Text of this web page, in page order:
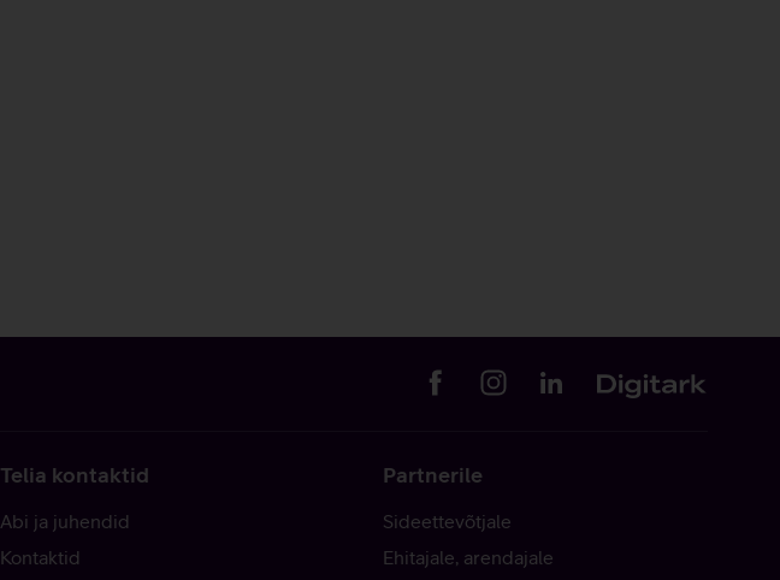
Telia kontaktid
Abi ja juhendid
Kontaktid
Partnerile
Sideettevõtjale
Ehitajale, arendajale